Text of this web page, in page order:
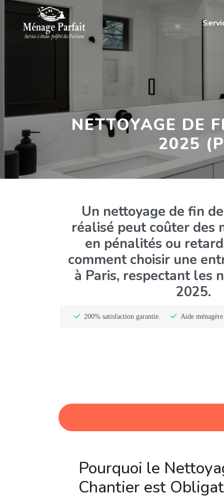
NETTOYAGE DE
2025
Un nettoyage de fin
réalisé peut coûter des
en pénalités ou
comment choisir une
à Paris, respectant les